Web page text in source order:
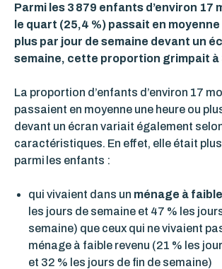
Parmi les 3 879 enfants d’environ 17
le quart (25,4 %) passait en
plus par jour de semaine devant un
semaine, cette proportion grimpait à
La proportion d’enfants d’environ 17
passaient en moyenne une heure ou
devant un écran variait également
caractéristiques. En effet, elle était
parmi les enfants :
qui vivaient dans un ménage à
les jours de semaine et 47 % les
semaine) que ceux qui ne vivaient
ménage à faible revenu (21 % les
et 32 % les jours de fin de semaine)